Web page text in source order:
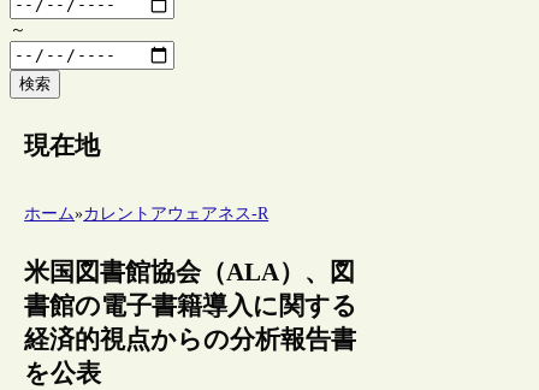
～
検索
現在地
ホーム»カレントアウェアネス-R
米国図書館協会（ALA）、図
書館の電子書籍導入に関する
経済的視点からの分析報告書
を公表